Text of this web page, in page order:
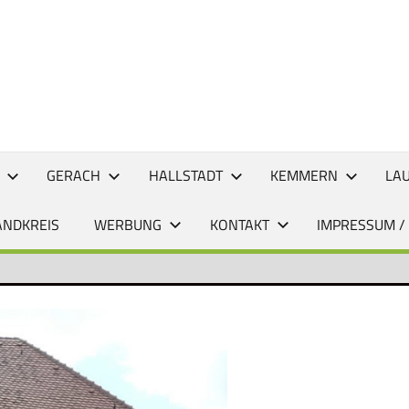
GERACH HALLSTADT KEMMERN
WERBUNG KONTAKT IMPRESSUM /